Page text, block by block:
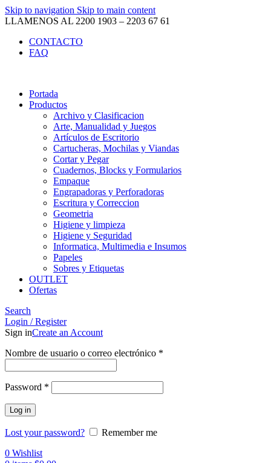
Skip to navigation Skip to main content
LLAMENOS AL 2200 1903 – 2203 67 61
CONTACTO
FAQ
Portada
Productos
Archivo y Clasificacion
Arte, Manualidad y Juegos
Artículos de Escritorio
Cartucheras, Mochilas y Viandas
Cortar y Pegar
Cuadernos, Blocks y Formularios
Empaque
Engrapadoras y Perforadoras
Escritura y Correccion
Geometria
Higiene y limpieza
Higiene y Seguridad
Informatica, Multimedia e Insumos
Papeles
Sobres y Etiquetas
OUTLET
Ofertas
Search
Login / Register
Sign inCreate an Account
Nombre de usuario o correo electrónico *
Password *
Log in
Lost your password?
Remember me
0 Wishlist